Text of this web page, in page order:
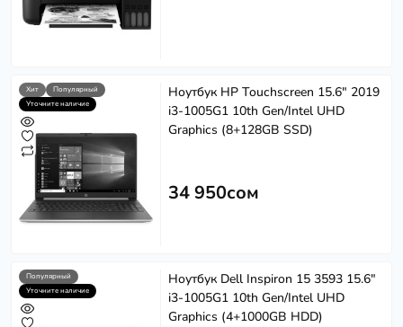
Хит
Популярный
Уточните наличие
Ноутбук HP Touchscreen 15.6" 2019
i3-1005G1 10th Gen/Intel UHD
Graphics (8+128GB SSD)
34 950сом
Популярный
Уточните наличие
Ноутбук Dell Inspiron 15 3593 15.6"
i3-1005G1 10th Gen/Intel UHD
Graphics (4+1000GB HDD)